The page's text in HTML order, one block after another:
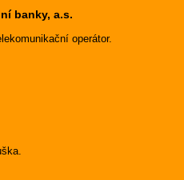
banky, a.s.
operátor.